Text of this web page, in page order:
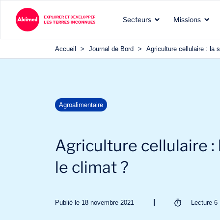
Secteurs
Les terres d’exploration
intervenons
Missions
Les types de missions que
clients
Nos expertises reconnues
clients
Accueil > Journal de Bord > Agriculture cellulaire : la
Agroalimentaire
Agriculture cellulaire :
le climat ?
Publié le 18 novembre 2021 Lecture 6